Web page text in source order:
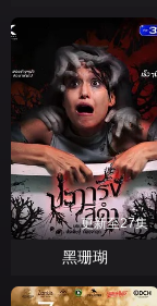
更新至27集
黑珊瑚